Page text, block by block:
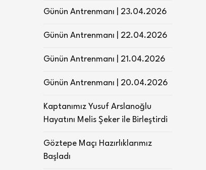
Günün Antrenmanı | 23.04.2026
Günün Antrenmanı | 22.04.2026
Günün Antrenmanı | 21.04.2026
Günün Antrenmanı | 20.04.2026
Kaptanımız Yusuf Arslanoğlu
Hayatını Melis Şeker ile Birleştirdi
Göztepe Maçı Hazırlıklarımız
Başladı